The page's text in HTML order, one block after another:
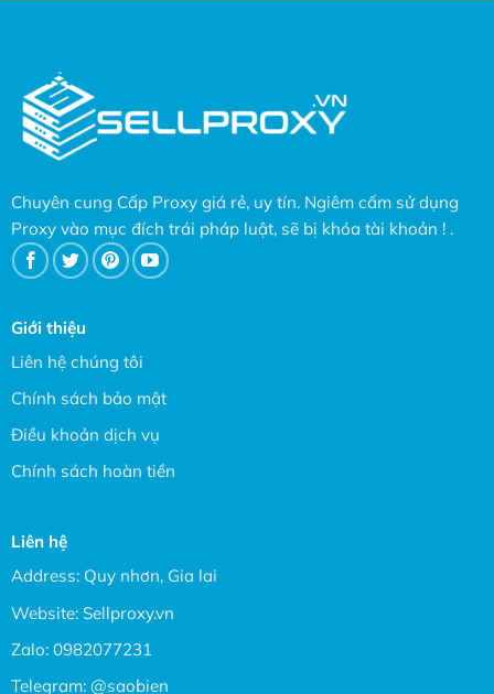
Chuyên cung Cấp Proxy giá rẻ, uy tín. Ngiêm cấm sử dụng
Proxy vào mục đích trái pháp luật, sẽ bị khóa tài khoản ! .
Giới thiệu
Liên hệ chúng tôi
Chính sách bảo mật
Điều khoản dịch vụ
Chính sách hoàn tiền
Liên hệ
Address: Quy nhơn, Gia lai
Website: Sellproxy.vn
Zalo: 0982077231
Telegram: @saobien